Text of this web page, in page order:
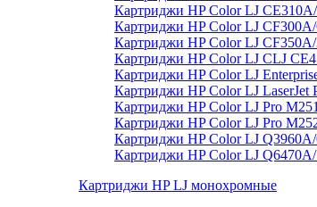
Картриджи HP Color LJ
Картриджи HP Color LJ
Картриджи HP Color LJ
Картриджи HP Color LJ CLJ
Картриджи HP Color LJ
Картриджи HP Color LJ
Картриджи HP Color LJ Pro
Картриджи HP Color LJ Pro
Картриджи HP Color LJ
Картриджи HP Color LJ
Картриджи HP LJ монохромные